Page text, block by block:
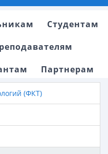
Студентам
Партнерам
(ФКТ)